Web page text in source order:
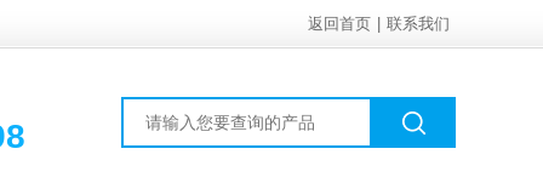
返回首页 联系我们